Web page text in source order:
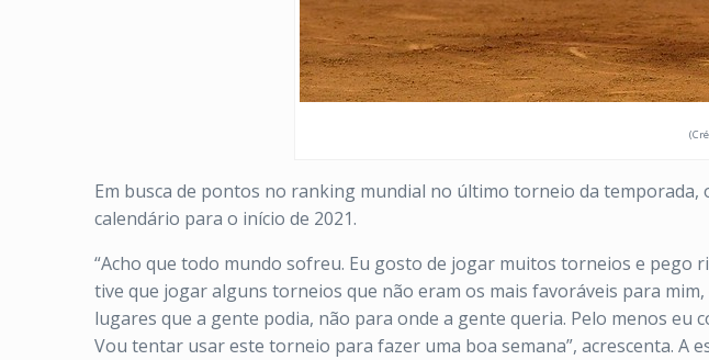
Em busca de pontos no ranking mundial no último torneio da
calendário para o início de 2021.
“Acho que todo mundo sofreu. Eu gosto de jogar muitos torneios e
tive que jogar alguns torneios que não eram os mais favoráveis para
lugares que a gente podia, não para onde a gente queria. Pelo menos
Vou tentar usar este torneio para fazer uma boa semana”, acrescenta. A